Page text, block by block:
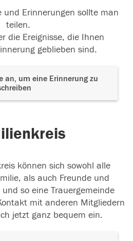
und Erinnerungen sollte man
teilen.
die Ereignisse, die Ihnen
geblieben sind.
an, um eine Erinnerung zu
können sich sowohl alle
als auch Freunde und
so eine Trauergemeinde
mit anderen Mitgliedern
jetzt ganz bequem ein.